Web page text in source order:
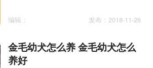
编辑： 发布：2018-11-26
金毛幼犬怎么养 金毛幼犬怎么
养好